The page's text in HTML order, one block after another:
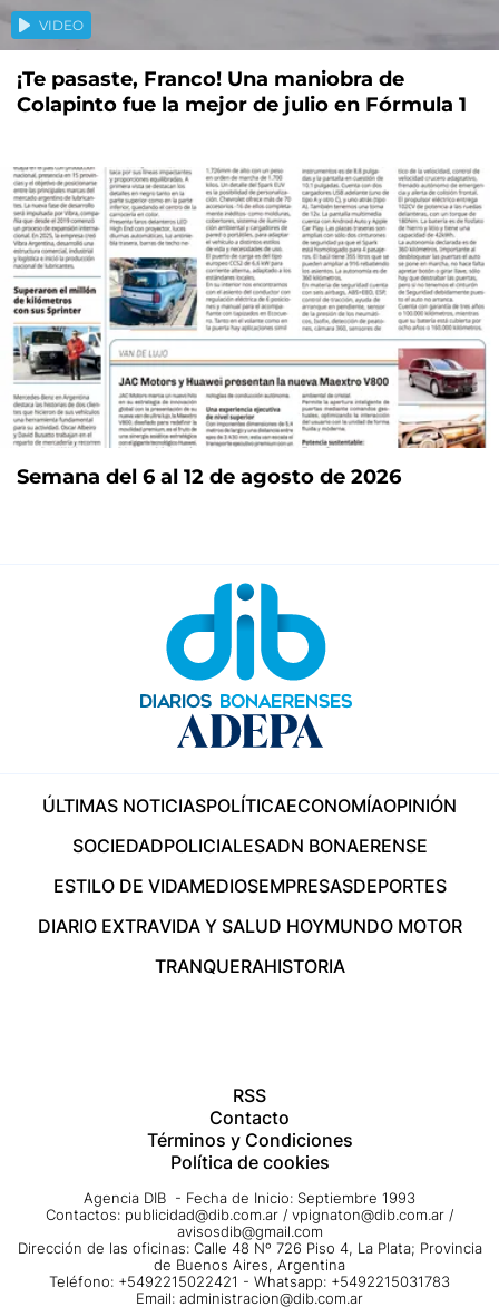
VIDEO
¡Te pasaste, Franco! Una maniobra de
Colapinto fue la mejor de julio en Fórmula 1
Semana del 6 al 12 de agosto de 2026
ÚLTIMAS NOTICIASPOLÍTICAECONOMÍAOPINIÓN
SOCIEDADPOLICIALESADN BONAERENSE
ESTILO DE VIDAMEDIOSEMPRESASDEPORTES
DIARIO EXTRAVIDA Y SALUD HOYMUNDO MOTOR
TRANQUERAHISTORIA
RSS
Contacto
Términos y Condiciones
Política de cookies
Agencia DIB - Fecha de Inicio: Septiembre 1993
Contactos: publicidad@dib.com.ar / vpignaton@dib.com.ar /
avisosdib@gmail.com
Dirección de las oficinas: Calle 48 Nº 726 Piso 4, La Plata; Provincia
de Buenos Aires, Argentina
Teléfono: +5492215022421 - Whatsapp: +5492215031783
Email: administracion@dib.com.ar